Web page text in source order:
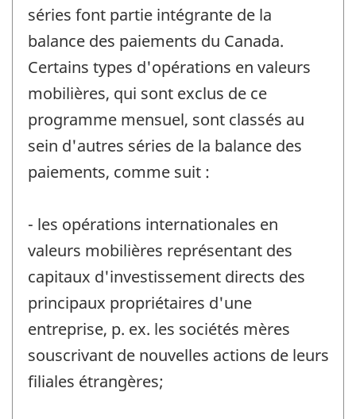
séries font partie intégrante de la
balance des paiements du Canada.
Certains types d'opérations en valeurs
mobilières, qui sont exclus de ce
programme mensuel, sont classés au
sein d'autres séries de la balance des
paiements, comme suit :
- les opérations internationales en
valeurs mobilières représentant des
capitaux d'investissement directs des
principaux propriétaires d'une
entreprise, p. ex. les sociétés mères
souscrivant de nouvelles actions de leurs
filiales étrangères;